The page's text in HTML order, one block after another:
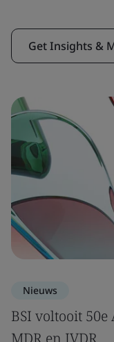
Get Insights &
Nieuws
BSI voltooit
MDR en IVDR